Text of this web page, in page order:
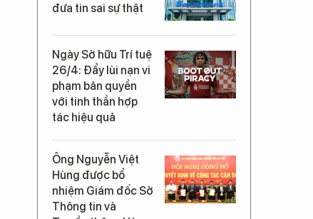
đưa tin sai sự thật
Ngày Sở hữu Trí tuệ
26/4: Đẩy lùi nạn vi
phạm bản quyền
với tinh thần hợp
tác hiệu quả
Ông Nguyễn Việt
Hùng được bổ
nhiệm Giám đốc Sở
Thông tin và